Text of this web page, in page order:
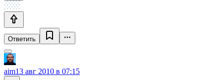
Ответить
aim13 авг 2010 в 07:15